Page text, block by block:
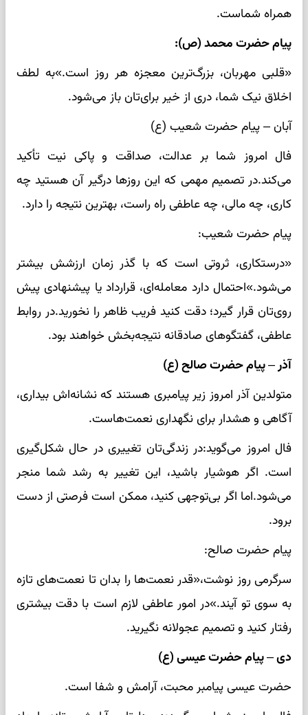
همراه شماست.
پیام حضرت محمد (ص):
«قلبی مهربان، بزرگ‌ترین معجزه هر روز است.»به لطف
اخلاق نیک شما، دری از خیر برای‌تان باز می‌شود.
آبان – پیام حضرت شعیب (ع)
فال امروز شما بر عدالت، صداقت و پاکی نیت تأکید
می‌کند.در تصمیم مهمی که این روزها درگیر آن هستید چه
کاری، چه مالی، چه عاطفی راه راست، بهترین نتیجه را دارد.
پیام حضرت شعیب:
«درستکاری، ثروتی است که با گذر زمان ارزشش بیشتر
می‌شود.»احتمال دارد معامله‌ای، قرارداد یا پیشنهادی پیش
روی‌تان قرار گیرد؛ دقت کنید فریب ظاهر را نخورید.در روابط
عاطفی، گفتگوهای صادقانه نتیجه‌بخش خواهند بود.
آذر – پیام حضرت صالح (ع)
متولدین آذر امروز زیر پیامبری هستند که نشانه‌اش بیداری،
آگاهی و هشدار برای نگهداری نعمت‌هاست.
فال امروز می‌گوید:در زندگی‌تان تغییری در حال شکل‌گیری
است. اگر هوشیار باشید، این تغییر به رشد شما منجر
می‌شود.اما اگر بی‌توجهی کنید، ممکن است فرصتی از دست
برود.
پیام حضرت صالح:
سرگرمی روز نوشت،«قدر نعمت‌ها را بدان تا نعمت‌های تازه
به سوی تو آیند.»در امور عاطفی لازم است با دقت بیشتری
رفتار کنید و تصمیم عجولانه نگیرید.
دی – پیام حضرت عیسی (ع)
حضرت عیسی پیامبر محبت، آرامش و شفا است.